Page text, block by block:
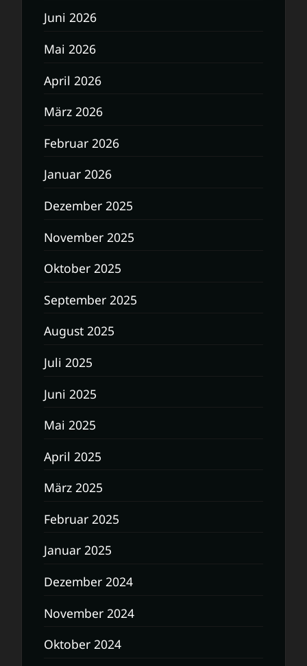
Juni 2026
Mai 2026
April 2026
März 2026
Februar 2026
Januar 2026
Dezember 2025
November 2025
Oktober 2025
September 2025
August 2025
Juli 2025
Juni 2025
Mai 2025
April 2025
März 2025
Februar 2025
Januar 2025
Dezember 2024
November 2024
Oktober 2024